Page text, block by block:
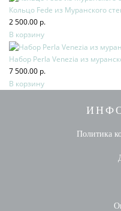
Кольцо Fede из Муранского
2 500.00 р.
В корзину
Набор Perla Venezia из
7 500.00 р.
В корзину
Политика